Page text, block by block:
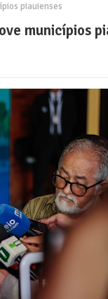
piauienses
municípios